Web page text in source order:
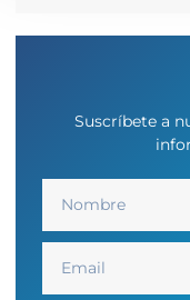
Suscríbete a